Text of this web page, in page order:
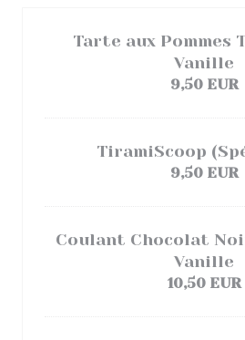
Tarte aux Pommes
Vanille
9,50 EUR
TiramiScoop
9,50 EUR
Coulant Chocolat
Vanille
10,50 EUR